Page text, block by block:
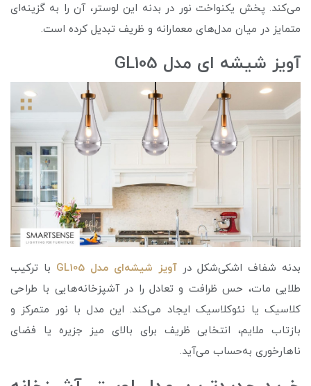
می‌کند. پخش یکنواخت نور در بدنه این لوستر، آن را به گزینه‌ای
متمایز در میان مدل‌های معمارانه و ظریف تبدیل کرده است.
آویز شیشه ای مدل GL105
بدنه شفاف اشکی‌شکل در آویز شیشه‌ای مدل GL105
با ترکیب
طلایی مات، حس ظرافت و تعادل را در آشپزخانه‌هایی با طراحی
کلاسیک یا نئوکلاسیک ایجاد می‌کند. این مدل با نور متمرکز و
بازتاب ملایم، انتخابی ظریف برای بالای میز جزیره یا فضای
ناهارخوری به‌حساب می‌آید.